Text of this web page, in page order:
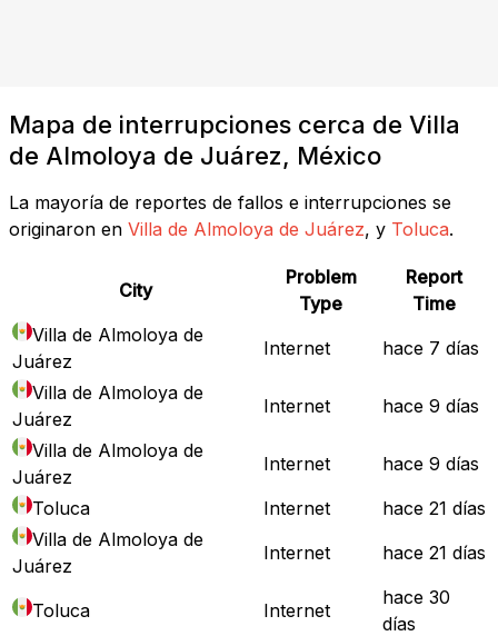
Mapa de interrupciones cerca de Villa
de Almoloya de Juárez, México
La mayoría de reportes de fallos e interrupciones se
originaron en Villa de Almoloya de Juárez, y Toluca.
City
Problem
Type
Report
Time
Villa de Almoloya de
Juárez
Internet
hace 7 días
Villa de Almoloya de
Juárez
Internet
hace 9 días
Villa de Almoloya de
Juárez
Internet
hace 9 días
Toluca
Internet
hace 21 días
Villa de Almoloya de
Juárez
Internet hace 21 días
Toluca Internet
hace 30
días